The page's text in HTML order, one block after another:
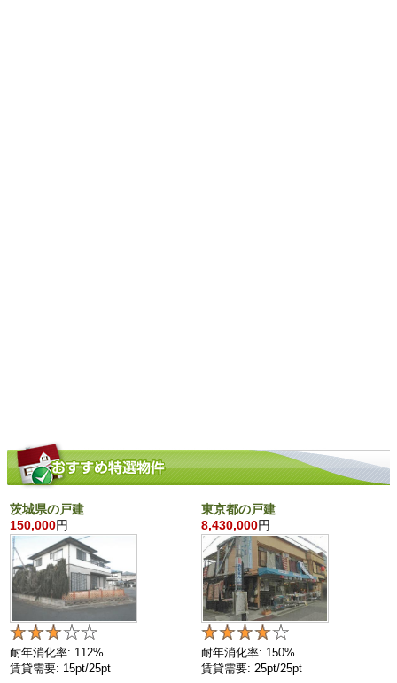
茨城県の戸建
150,000円
耐年消化率: 112%
賃貸需要: 15pt/25pt
東京都の戸建
8,430,000円
耐年消化率: 150%
賃貸需要: 25pt/25pt